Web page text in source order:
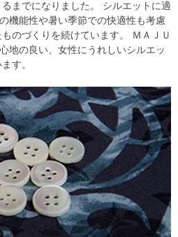
までになりました。 シルエットに適
機能性や暑い季節での快適性も考慮
のづくりを続けています。 ＭＡＪＵ
地の良い、女性にうれしいシルエッ
す。